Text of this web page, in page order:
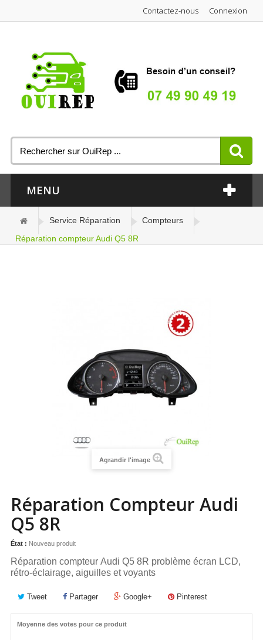
Connexion
Contactez-nous
MENU
Service Réparation
Compteurs
Réparation compteur Audi Q5 8R
Agrandir l'image
Réparation Compteur Audi
Q5 8R
État : Nouveau produit
Réparation compteur Audi Q5 8R problème écran LCD,
rétro-éclairage, aiguilles et voyants
Tweet Partager Google+ Pinterest
Moyenne des votes pour ce produit